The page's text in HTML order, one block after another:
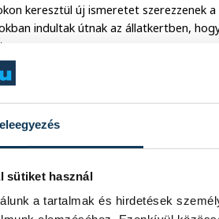
sütiket használ
a tartalmak és hirdetések
keresztül új ismeretet szerezzenek a
indultak útnak az állatkertben,